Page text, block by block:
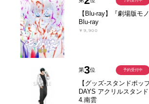
【Blu-ray】『劇場版モ
Blu-ray
￥9,900
第3位
【グッズ-スタンドポッ
DAYS アクリルスタン
4.南雲
予約受付中